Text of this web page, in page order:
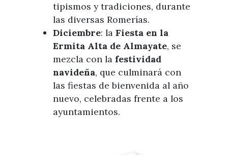
tipismos y tradiciones, durante
las diversas Romerías.
Diciembre: la Fiesta en la
Ermita Alta de Almayate, se
mezcla con la festividad
navideña, que culminará con
las fiestas de bienvenida al año
nuevo, celebradas frente a los
ayuntamientos.